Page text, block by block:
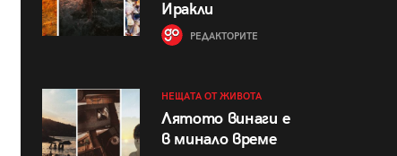
Иракли
РЕДАКТОРИТЕ
НЕЩАТА ОТ ЖИВОТА
Лятото винаги е
в минало време